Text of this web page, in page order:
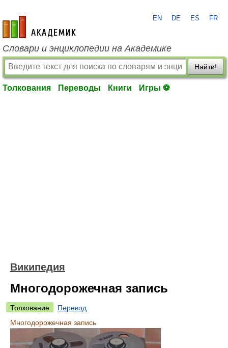
academic.ru
EN DE ES FR
Словари и энциклопедии на Академике
Найти!
Толкования Переводы Книги Игры ⚽
Википедия
Многодорожечная запись
Толкование
Перевод
Многодорожечная запись